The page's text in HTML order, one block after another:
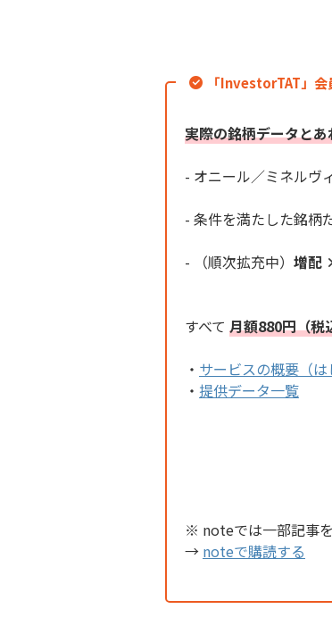
「InvestorTAT」
実際の銘柄データと
- オニール／ミネルヴ
- 条件を満たした銘柄
- （順次拡充中） 増配
すべて 月額880円（税
・ サービスの概要（は
・ 提供データ一覧
※ noteでは一部記事
→ noteで購読する